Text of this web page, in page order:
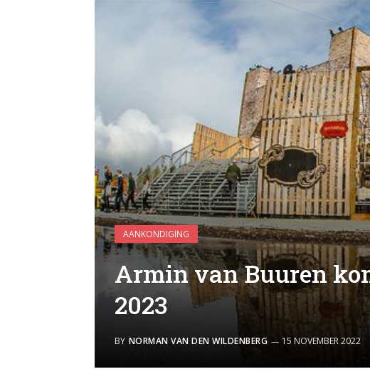
AANKONDIGING
Armin van Buuren
2023
BY NORMAN VAN DEN WILDENBERG 15 NOVEMBER 2022